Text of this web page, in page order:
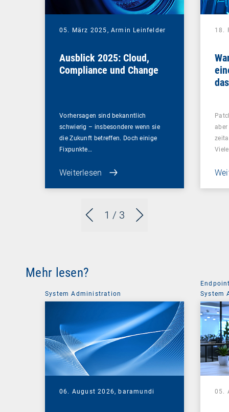
1 / 3
05. März 2025, Armin Leinfelder
Ausblick 2025: Cloud,
Compliance und Change
Vorhersagen sind bekanntlich
schwierig – insbesondere wenn sie
die Zukunft betreffen. Doch einige
Fixpunkte…
Weiterlesen
18.
aber
Mehr lesen?
System Administration
06. August 2026, baramundi
System
05.